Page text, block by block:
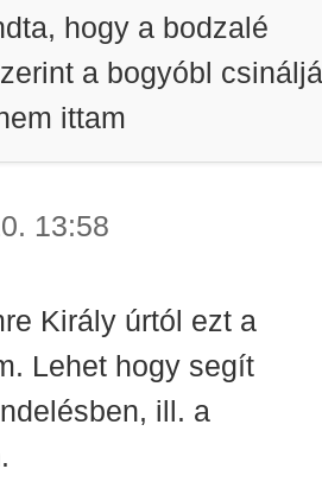
hogy a bodzalé
a bogyóbl
ittam
13:58
Király úrtól ezt a
Lehet hogy segít
ill. a